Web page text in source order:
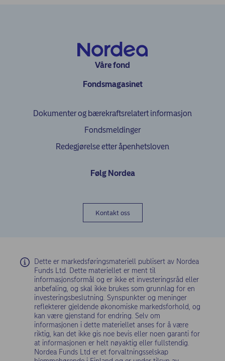
Våre fond
Fondsmagasinet
Dokumenter og bærekraftsrelatert informasjon
Fondsmeldinger
Redegjørelse etter åpenhetsloven
Følg Nordea
Kontakt oss
Dette er markedsføringsmateriell publisert av Nordea
Funds Ltd. Dette materiellet er ment til
informasjonsformål og er ikke et investeringsråd eller
anbefaling, og skal ikke brukes som grunnlag for en
investeringsbeslutning. Synspunkter og meninger
reflekterer gjeldende økonomiske markedsforhold, og
kan være gjenstand for endring. Selv om
informasjonen i dette materiellet anses for å være
riktig, kan det ikke gis noe bevis eller noen garanti for
at informasjonen er helt nøyaktig eller fullstendig.
Nordea Funds Ltd er et forvaltningsselskap